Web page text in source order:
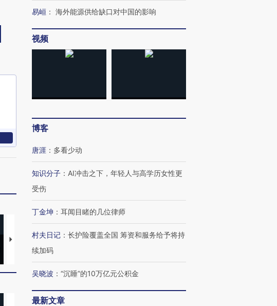
马航飞行员跨国走私7万
粒摇头丸 尿检体内含3种
易峘 ： 海外能源供给缺口对中国的影响
视频
博客
唐涯 ： 多看少动
知识分子 ： AI冲击之下，年轻人与高学历女性更
受伤
丁金坤 ： 耳闻目睹的几位律师
村夫日记 ： 长护险覆盖全国 筹资和服务给予将持
续加码
吴晓波 ： “沉睡”的10万亿元公积金
最新文章